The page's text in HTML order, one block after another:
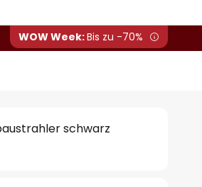
WOW Week:Bis zu -70%
schwarz